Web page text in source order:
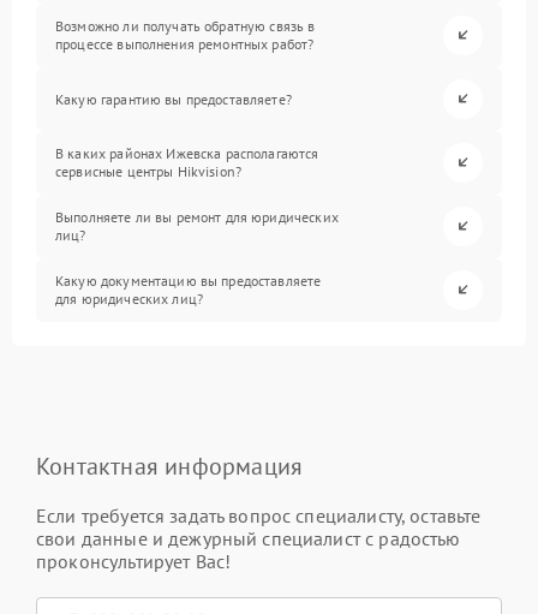
Возможно ли получать обратную связь в
процессе выполнения ремонтных работ?
Какую гарантию вы предоставляете?
В каких районах Ижевска располагаются
сервисные центры Hikvision?
Выполняете ли вы ремонт для юридических
лиц?
Какую документацию вы предоставляете
для юридических лиц?
Контактная информация
Если требуется задать вопрос специалисту, оставьте
свои данные и дежурный специалист с радостью
проконсультирует Вас!